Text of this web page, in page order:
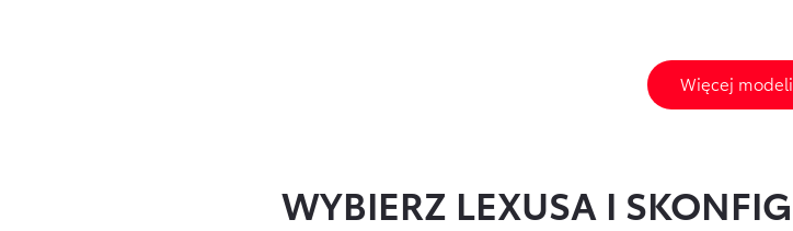
Więcej modeli
WYBIERZ LEXUSA I